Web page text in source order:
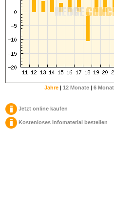
Jahre | 12 Monate | 6
Jetzt online kaufen
Kostenloses Infomaterial bestellen